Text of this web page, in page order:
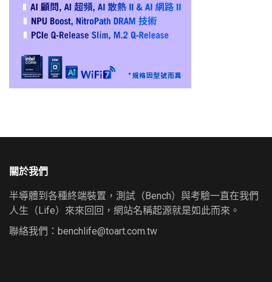
關於我們
半導體到各種終端裝置，測試（Bench）與考驗一直在我們
人生（Life）來來回回，網站名稱起源就是如此而來。
聯絡我們： benchlife@toart.com.tw